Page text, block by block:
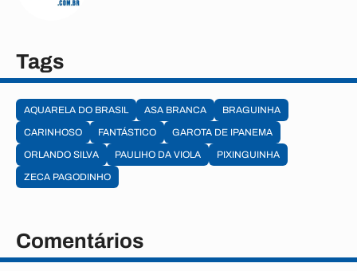
Tags
AQUARELA DO BRASIL ASA BRANCA
BRAGUINHA
CARINHOSO
FANTÁSTICO
GAROTA DE IPANEMA
ORLANDO SILVA
PAULIHO DA VIOLA
PIXINGUINHA
ZECA PAGODINHO
Comentários